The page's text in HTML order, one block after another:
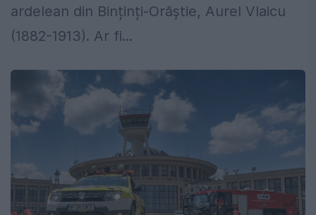
ardelean din Binținți-Orăștie, Aurel Vlaicu
(1882-1913). Ar fi...